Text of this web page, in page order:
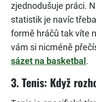
zjednodušuje práci.
statistik je navíc
formě hráčů tak víte
vám si nicméně
sázet na basketbal .
3. Tenis: Když